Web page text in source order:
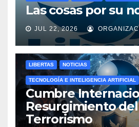
Las cosas por su
JUL 22, 2026
LIBERTAS NOTICIAS
TECNOLOGÍA E INTELIGENCIA ARTIFICIAL
Cumbre
Resurgimiento del
Terrorismo